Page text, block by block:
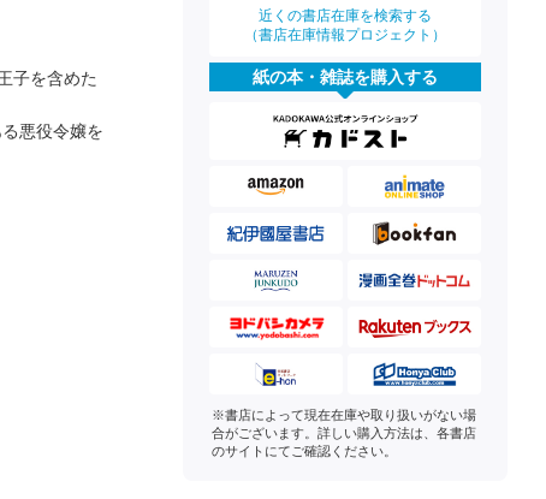
子を含めた
悪役令嬢を
近くの書店在庫を検索する
（書店在庫情報プロジェクト）
紙の本・雑誌を購入する
※書店によって現在在庫や取り扱いがない場
合がございます。詳しい購入方法は、各書店
のサイトにてご確認ください。